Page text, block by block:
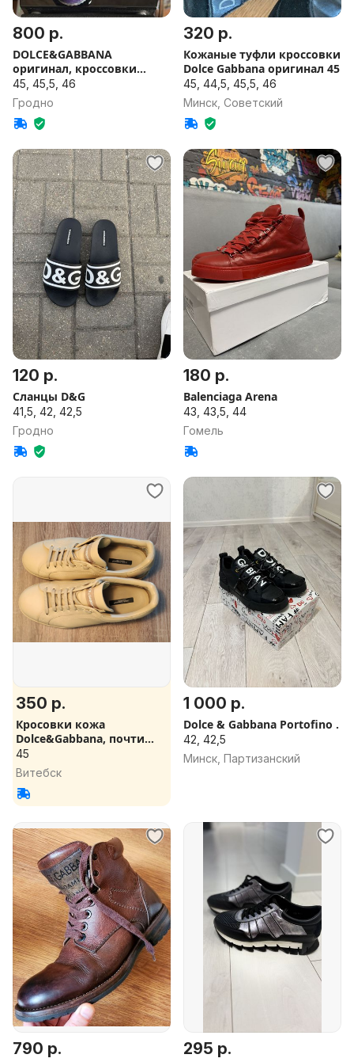
800 р.
DOLCE&GАBBANA
оригинал, кроссовки
новые
45, 45,5, 46
Гродно
320 р.
Кожаные туфли кроссовки
Dolce Gabbana оригинал 45
45, 44,5, 45,5, 46
Минск, Советский
120 р.
Сланцы D&G
41,5, 42, 42,5
Гродно
180 р.
Balenciaga Arena
43, 43,5, 44
Гомель
350 р.
Кросовки кожа
Dolce&Gabbana, почти
новые
45
Витебск
1 000 р.
Dolce & Gabbana Portofino .
42, 42,5
Минск, Партизанский
790 р. 295 р.